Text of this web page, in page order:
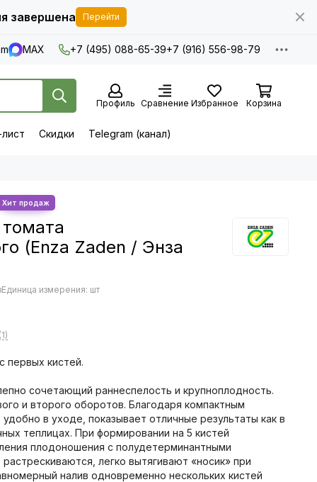
завершена Перейти
MAX +7 (495) 088-65-39+7 (916) 556-98-79
Профиль Сравнение Избранное Корзина
Скидки Telegram (канал)
(Enza Zaden / Энза
Единица измерения: шт
первых кистей.
сочетающий раннеспелость и крупноплодность.
и второго оборотов. Благодаря компактным
в уходе, показывает отличные результаты как в
теплицах. При формировании на 5 кистей
плодоношения с полудетерминантными
легко вытягивают «носик» при
налив одновременно нескольких кистей